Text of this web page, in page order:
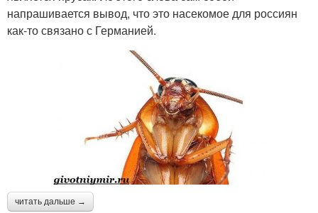
напрашивается вывод, что это насекомое для россиян
как-то связано с Германией.
читать дальше →